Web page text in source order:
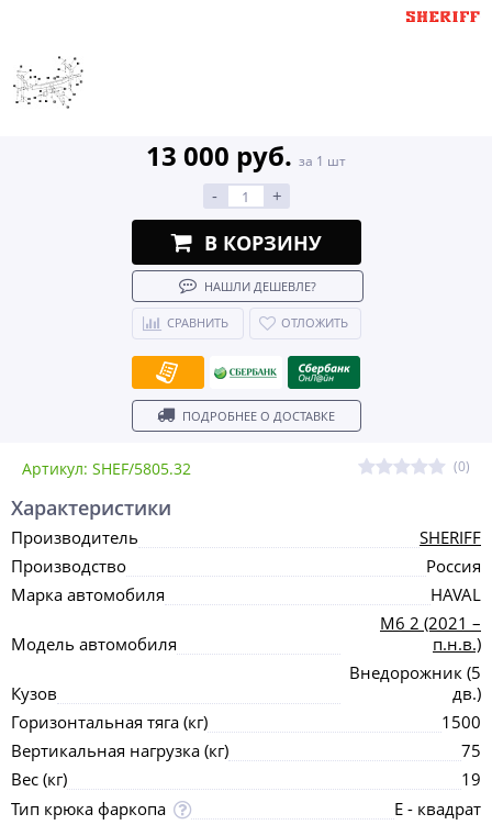
Артикул: SHEF/5805.32 (0)
13 000 руб. за 1 шт
- +
В КОРЗИНУ
НАШЛИ ДЕШЕВЛЕ?
СРАВНИТЬ ОТЛОЖИТЬ
ПОДРОБНЕЕ О ДОСТАВКЕ
Характеристики
Производитель
SHERIFF
Производство
Россия
Марка автомобиля
HAVAL
Модель автомобиля
M6 2 (2021 –
п.н.в.)
Кузов
Внедорожник (5
дв.)
Горизонтальная тяга (кг)
1500
Вертикальная нагрузка (кг)
75
Вес (кг)
19
Тип крюка фаркопа
Е - квадрат